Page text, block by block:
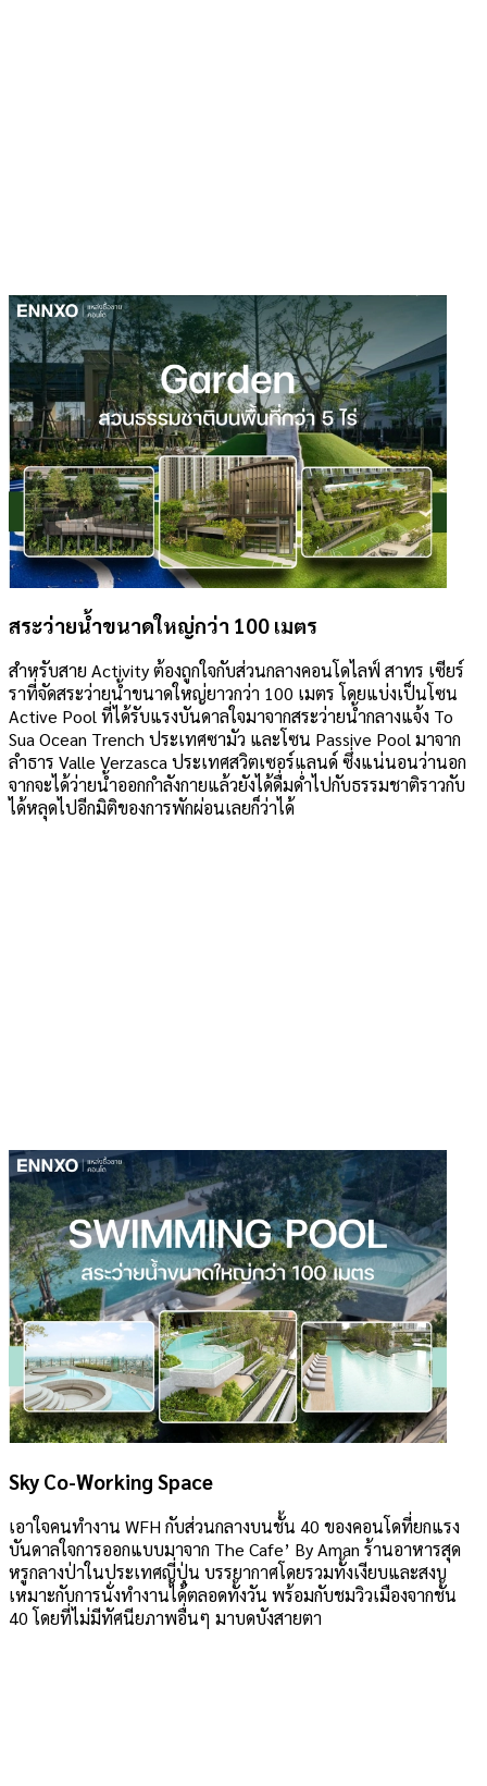
สระว่ายน้ำขนาดใหญ่กว่า 100 เมตร
สำหรับสาย Activity ต้องถูกใจกับส่วนกลางคอนโดไลฟ์ สาทร เซียร์
ราที่จัดสระว่ายน้ำขนาดใหญ่ยาวกว่า 100 เมตร โดยแบ่งเป็นโซน
Active Pool ที่ได้รับแรงบันดาลใจมาจากสระว่ายน้ำกลางแจ้ง To
Sua Ocean Trench ประเทศซามัว และโซน Passive Pool มาจาก
ลำธาร Valle Verzasca ประเทศสวิตเซอร์แลนด์ ซึ่งแน่นอนว่านอก
จากจะได้ว่ายน้ำออกกำลังกายแล้วยังได้ดื่มด่ำไปกับธรรมชาติราวกับ
ได้หลุดไปอีกมิติของการพักผ่อนเลยก็ว่าได้
Sky Co-Working Space
เอาใจคนทำงาน WFH กับส่วนกลางบนชั้น 40 ของคอนโดที่ยกแรง
บันดาลใจการออกแบบมาจาก The Cafe’ By Aman ร้านอาหารสุด
หรูกลางป่าในประเทศญี่ปุ่น บรรยากาศโดยรวมทั้งเงียบและสงบ
เหมาะกับการนั่งทำงานได้ตลอดทั้งวัน พร้อมกับชมวิวเมืองจากชั้น
40 โดยที่ไม่มีทัศนียภาพอื่นๆ มาบดบังสายตา